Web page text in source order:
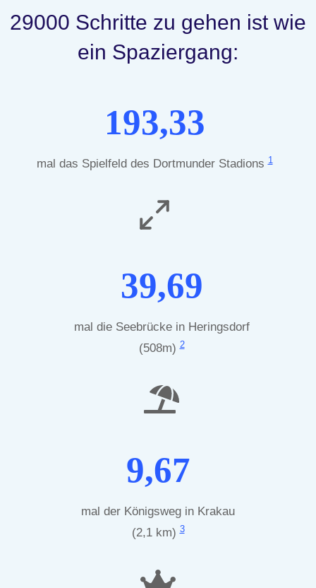
29000 Schritte zu gehen ist wie
ein Spaziergang:
193,33
mal das Spielfeld des Dortmunder Stadions1
39,69
mal die Seebrücke in Heringsdorf
(508m)2
9,67
mal der Königsweg in Krakau
(2,1 km)3